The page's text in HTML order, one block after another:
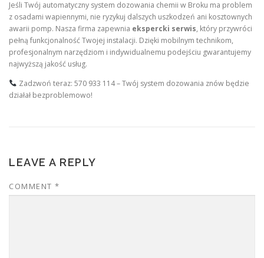
Jeśli Twój automatyczny system dozowania chemii w Broku ma problem
z osadami wapiennymi, nie ryzykuj dalszych uszkodzeń ani kosztownych
awarii pomp. Nasza firma zapewnia ekspercki serwis, który przywróci
pełną funkcjonalność Twojej instalacji. Dzięki mobilnym technikom,
profesjonalnym narzędziom i indywidualnemu podejściu gwarantujemy
najwyższą jakość usług.
Zadzwoń teraz: 570 933 114 – Twój system dozowania znów będzie
działał bezproblemowo!
LEAVE A REPLY
COMMENT *